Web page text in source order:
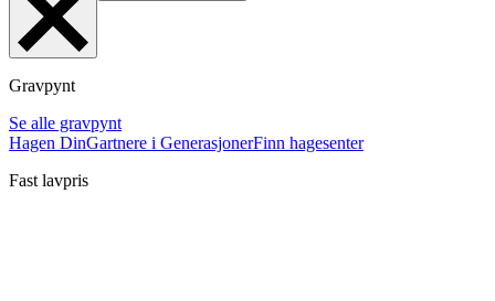
Gravpynt
Se alle gravpynt
Hagen DinGartnere i GenerasjonerFinn hagesenter
Fast lavpris